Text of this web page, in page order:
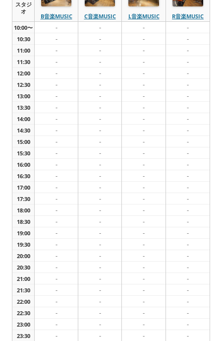
スタジ
オ
B音楽MUSIC C音楽MUSIC L音楽MUSIC
R音楽MUSIC
10:00〜
- - - -
10:30 - - - -
11:00 - - - -
11:30 - - - -
12:00 - - - -
12:30 - - - -
13:00 - - - -
13:30 - - - -
14:00 - - - -
14:30 - - - -
15:00 - - - -
15:30 - - - -
16:00 - - - -
16:30 - - - -
17:00 - - - -
17:30 - - - -
18:00 - - - -
18:30 - - - -
19:00 - - - -
19:30 - - - -
20:00 - - - -
20:30 - - - -
21:00 - - - -
21:30 - - - -
22:00 - - - -
22:30 - - - -
23:00 - - - -
23:30 - - - -